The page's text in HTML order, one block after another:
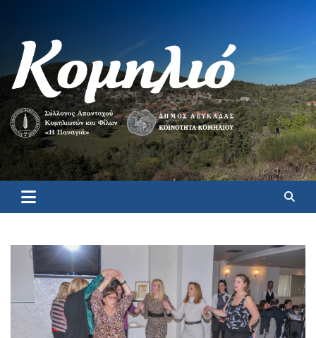
Κομηλιό
Επίσημη ιστοσελίδα για το Κομηλιό Λευκάδας